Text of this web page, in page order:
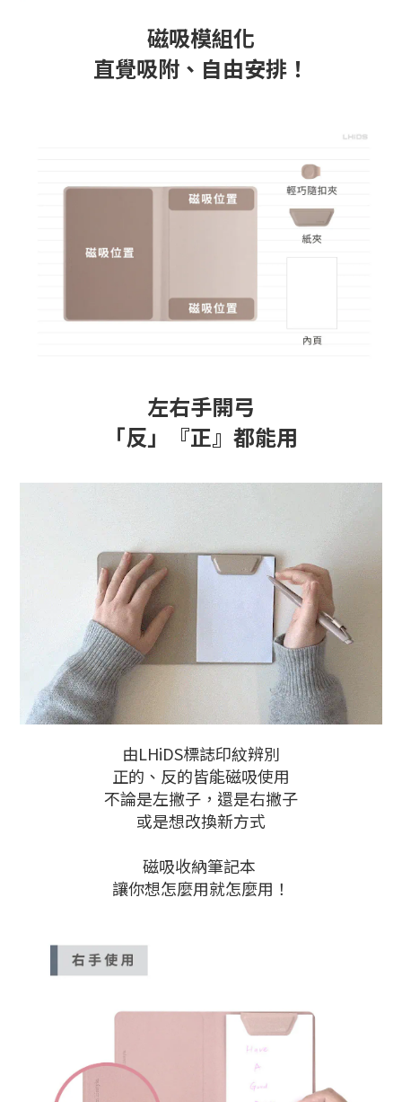
磁吸模組化
直覺吸附、自由安排！
左右手開弓
「反」『正』都能用
由LHiDS標誌印紋辨別
正的、反的皆能磁吸使用
不論是左撇子，還是右撇子
或是想改換新方式
磁吸收納筆記本
讓你想怎麼用就怎麼用！